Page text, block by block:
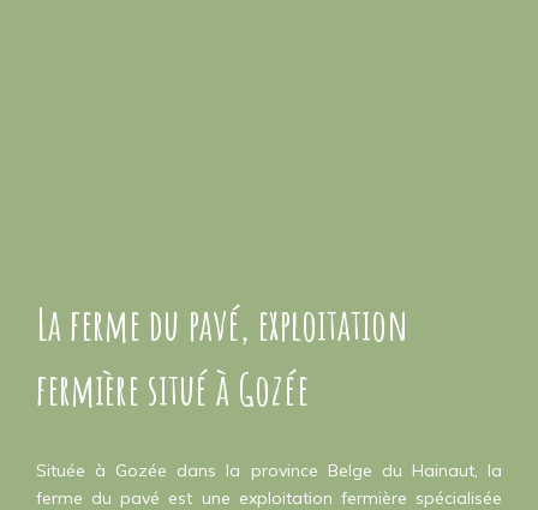
La ferme du pavé, exploitation
fermière situé à Gozée
Située à Gozée dans la province Belge du Hainaut, la
ferme du pavé est une exploitation fermière spécialisée